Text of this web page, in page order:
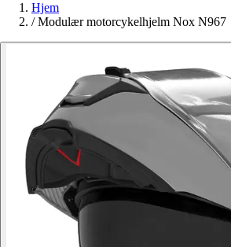
Hjem
/ Modulær motorcykelhjelm Nox N967